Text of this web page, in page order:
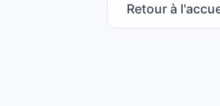
Retour à